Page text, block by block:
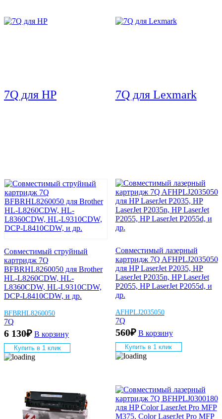
7Q для HP 7Q для Lexmark
Совместимый струйный
картридж 7Q
BFBRHL8260050 для Brother
HL-L8260CDW, HL-
L8360CDW, HL-L9310CDW,
DCP-L8410CDW, и др.
BFBRHL8260050
7Q
6 130₽ В корзину
Купить в 1 клик
Совместимый лазерный
картридж 7Q AFHPLJ2035050
для HP LaserJet P2035, HP
LaserJet P2035n, HP LaserJet
P2055, HP LaserJet P2055d, и
др.
AFHPLJ2035050
7Q
560₽ В корзину
Купить в 1 клик